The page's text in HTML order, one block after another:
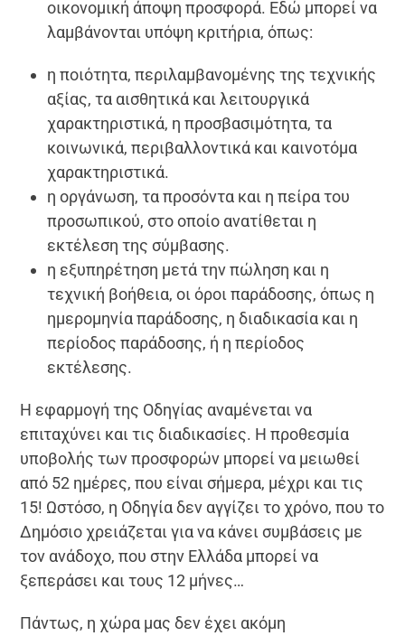
οικονομική άποψη προσφορά. Εδώ μπορεί να
λαμβάνονται υπόψη κριτήρια, όπως:
η ποιότητα, περιλαμβανομένης της τεχνικής
αξίας, τα αισθητικά και λειτουργικά
χαρακτηριστικά, η προσβασιμότητα, τα
κοινωνικά, περιβαλλοντικά και καινοτόμα
χαρακτηριστικά.
η οργάνωση, τα προσόντα και η πείρα του
προσωπικού, στο οποίο ανατίθεται η
εκτέλεση της σύμβασης.
η εξυπηρέτηση μετά την πώληση και η
τεχνική βοήθεια, οι όροι παράδοσης, όπως η
ημερομηνία παράδοσης, η διαδικασία και η
περίοδος παράδοσης, ή η περίοδος
εκτέλεσης.
Η εφαρμογή της Οδηγίας αναμένεται να
επιταχύνει και τις διαδικασίες. Η προθεσμία
υποβολής των προσφορών μπορεί να μειωθεί
από 52 ημέρες, που είναι σήμερα, μέχρι και τις
15! Ωστόσο, η Οδηγία δεν αγγίζει το χρόνο, που το
Δημόσιο χρειάζεται για να κάνει συμβάσεις με
τον ανάδοχο, που στην Ελλάδα μπορεί να
ξεπεράσει και τους 12 μήνες…
Πάντως, η χώρα μας δεν έχει ακόμη